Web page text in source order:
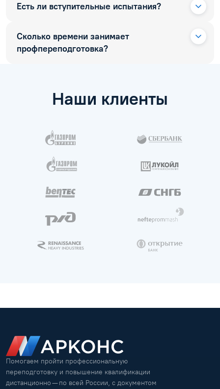
Есть ли вступительные испытания?
Сколько времени занимает
профпереподготовка?
Наши клиенты
Помогаем пройти профессиональную
переподготовку и повышение квалификации
дистанционно — по всей России, с документом